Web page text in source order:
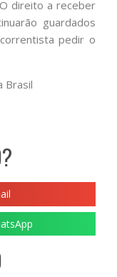
direito a receber
guardados
pedir o
Brasil